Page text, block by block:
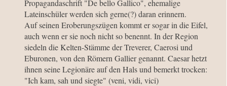
Propagandaschrift "De bello Gallico", ehemalige
Lateinschüler werden sich gerne(?) daran erinnern.
Auf seinen Eroberungszügen kommt er sogar in die Eifel,
auch wenn er sie noch nicht so benennt. In der Region
siedeln die Kelten-Stämme der Treverer, Caerosi und
Eburonen, von den Römern Gallier genannt. Caesar hetzt
ihnen seine Legionäre auf den Hals und bemerkt trocken:
"Ich kam, sah und siegte" (veni, vidi, vici)